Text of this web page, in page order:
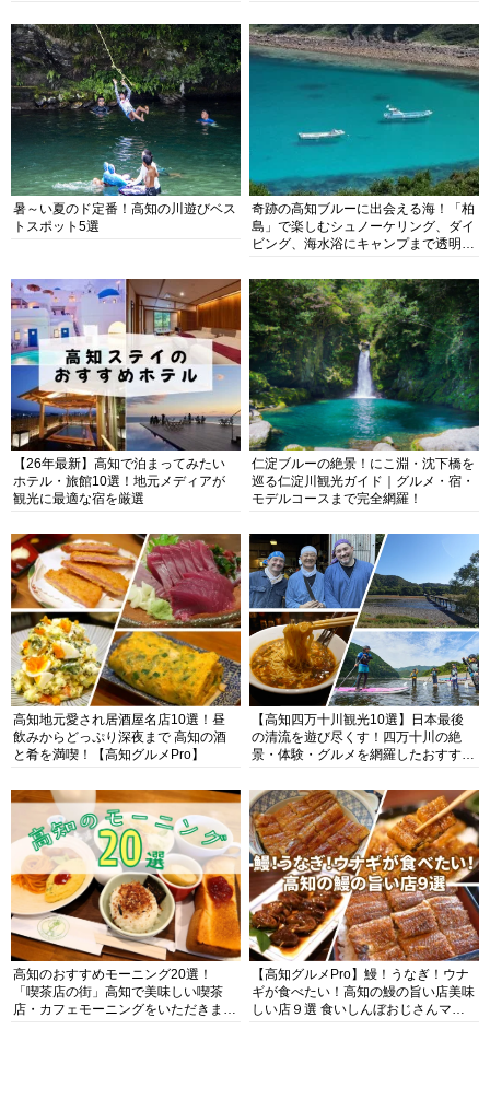
暑～い夏のド定番！高知の川遊びベス
トスポット5選
奇跡の高知ブルーに出会える海！「柏
島」で楽しむシュノーケリング、ダイ
ビング、海水浴にキャンプまで透明度
【26年最新】高知で泊まってみたい
ホテル・旅館10選！地元メディアが
観光に最適な宿を厳選
仁淀ブルーの絶景！にこ淵・沈下橋を
巡る仁淀川観光ガイド｜グルメ・宿・
モデルコースまで完全網羅！
高知地元愛され居酒屋名店10選！昼
飲みからどっぷり深夜まで 高知の酒
と肴を満喫！【高知グルメPro】
【高知四万十川観光10選】日本最後
の清流を遊び尽くす！四万十川の絶
景・体験・グルメを網羅したおすすめ
高知のおすすめモーニング20選！
「喫茶店の街」高知で美味しい喫茶
店・カフェモーニングをいただきま
【高知グルメPro】鰻！うなぎ！ウナ
ギが食べたい！高知の鰻の旨い店美味
しい店９選 食いしんぼおじさんマッ